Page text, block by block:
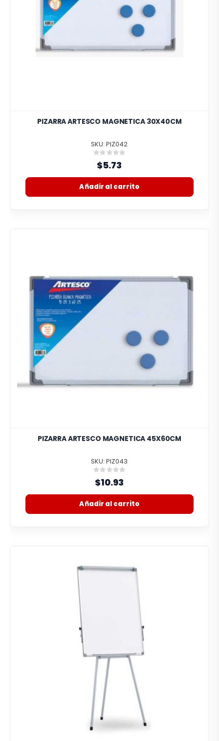
PIZARRA ARTESCO MAGNETICA 30X40CM
SKU: PIZ042
Rating:
0%
$5.73
Añadir al carrito
PIZARRA ARTESCO MAGNETICA 45X60CM
SKU: PIZ043
Rating:
0%
$10.93
Añadir al carrito